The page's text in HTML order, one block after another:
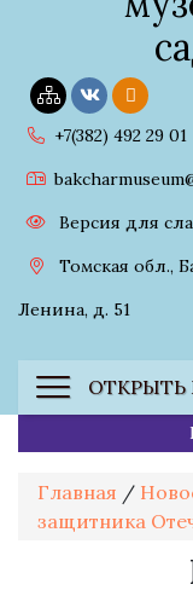
+7(382) 492 29 01
Версия для
Томская обл.,
Ленина, д. 51
Главная /
защитника